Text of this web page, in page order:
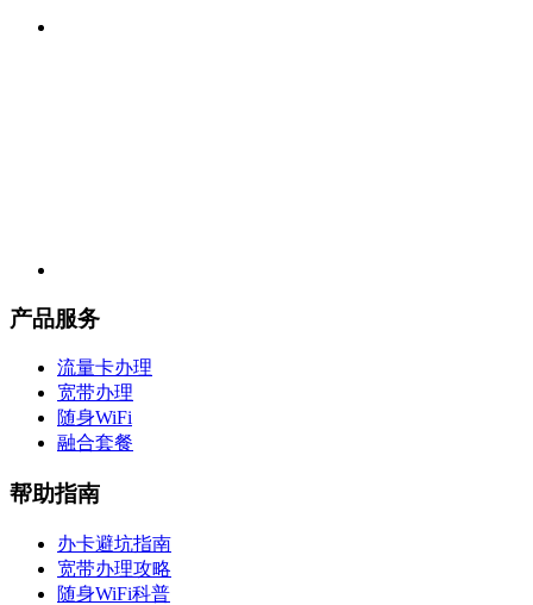
产品服务
流量卡办理
宽带办理
随身WiFi
融合套餐
帮助指南
办卡避坑指南
宽带办理攻略
随身WiFi科普